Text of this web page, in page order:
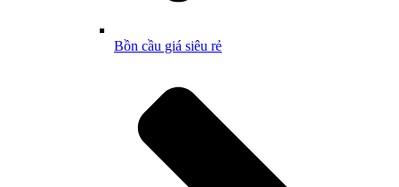
Bồn cầu giá siêu rẻ